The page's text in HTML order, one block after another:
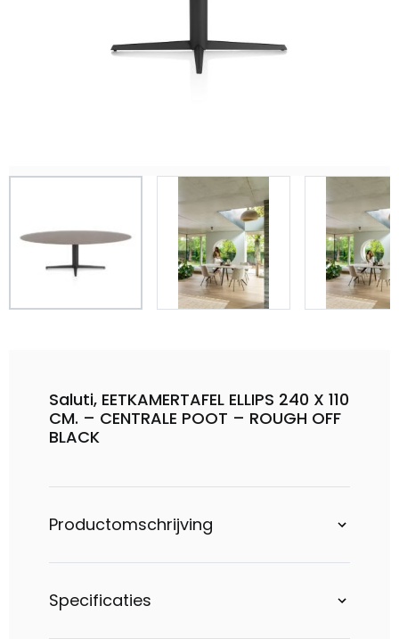
Saluti, EETKAMERTAFEL ELLIPS 240 X 110
CM. – CENTRALE POOT – ROUGH OFF
BLACK
Productomschrijving
Specificaties